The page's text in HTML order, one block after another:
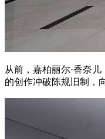
从前，嘉柏丽尔·香奈
的创作冲破陈规旧制，